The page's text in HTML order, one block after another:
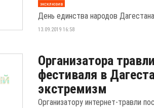
эксклюзив
День единства народов
13.09.2019 16:58
Организатора
фестиваля в
экстремизм
Организатору интернет-травли